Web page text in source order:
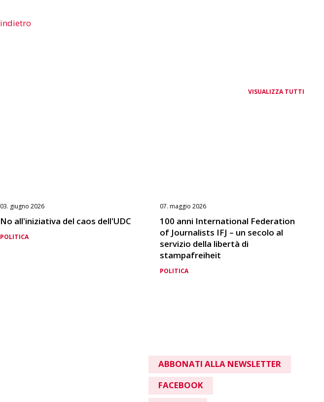
indietro
VISUALIZZA TUTTI
03. giugno 2026
No all'iniziativa del caos dell'UDC
POLITICA
07. maggio 2026
100 anni International Federation
of Journalists IFJ – un secolo al
servizio della libertà di
stampafreiheit
POLITICA
ABBONATI ALLA NEWSLETTER
FACEBOOK